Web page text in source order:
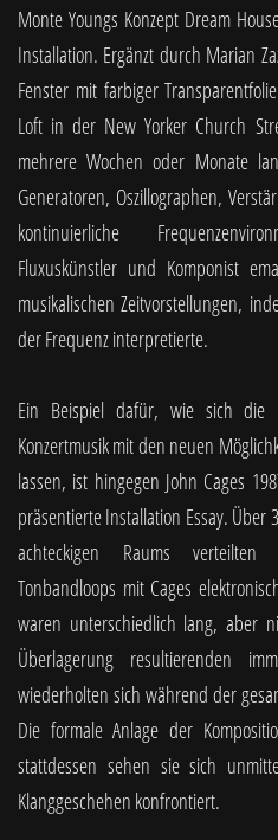
Monte Youngs Konzept Dream
Installation. Ergänzt durch Marian
Fenster mit farbiger
Loft in der New Yorker Church
mehrere Wochen oder Monate
Generatoren, Oszillographen,
kontinuierliche
Fluxuskünstler und Komponist
musikalischen Zeitvorstellungen,
der Frequenz interpretierte.
Ein Beispiel dafür, wie sich die
Konzertmusik mit den neuen
lassen, ist hingegen John Cages
präsentierte Installation Essay. Über
achteckigen Raums
Tonbandloops mit Cages
waren unterschiedlich lang, aber
Überlagerung resultierenden
wiederholten sich während der
Die formale Anlage der
stattdessen sehen sie sich
Klanggeschehen konfrontiert.